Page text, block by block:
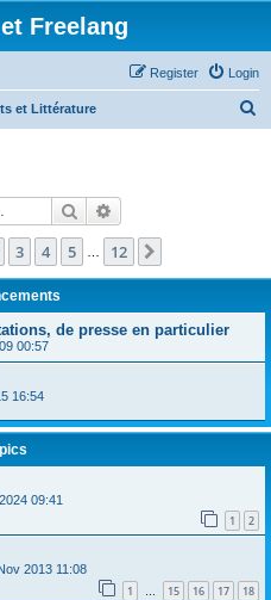
Freelang
Login
Register
et Littérature
Search
12
3 4 5 12
de presse en particulier
00:57
16:54
09:41
1 2
2013 11:08
1 … 15 16 17 18